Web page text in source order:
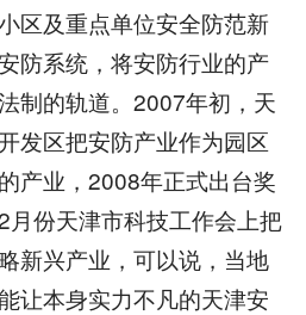
区及重点单位安全防范新
防系统，将安防行业的产
制的轨道。2007年初，天
发区把安防产业作为园区
产业，2008年正式出台奖
月份天津市科技工作会上把
新兴产业，可以说，当地
让本身实力不凡的天津安